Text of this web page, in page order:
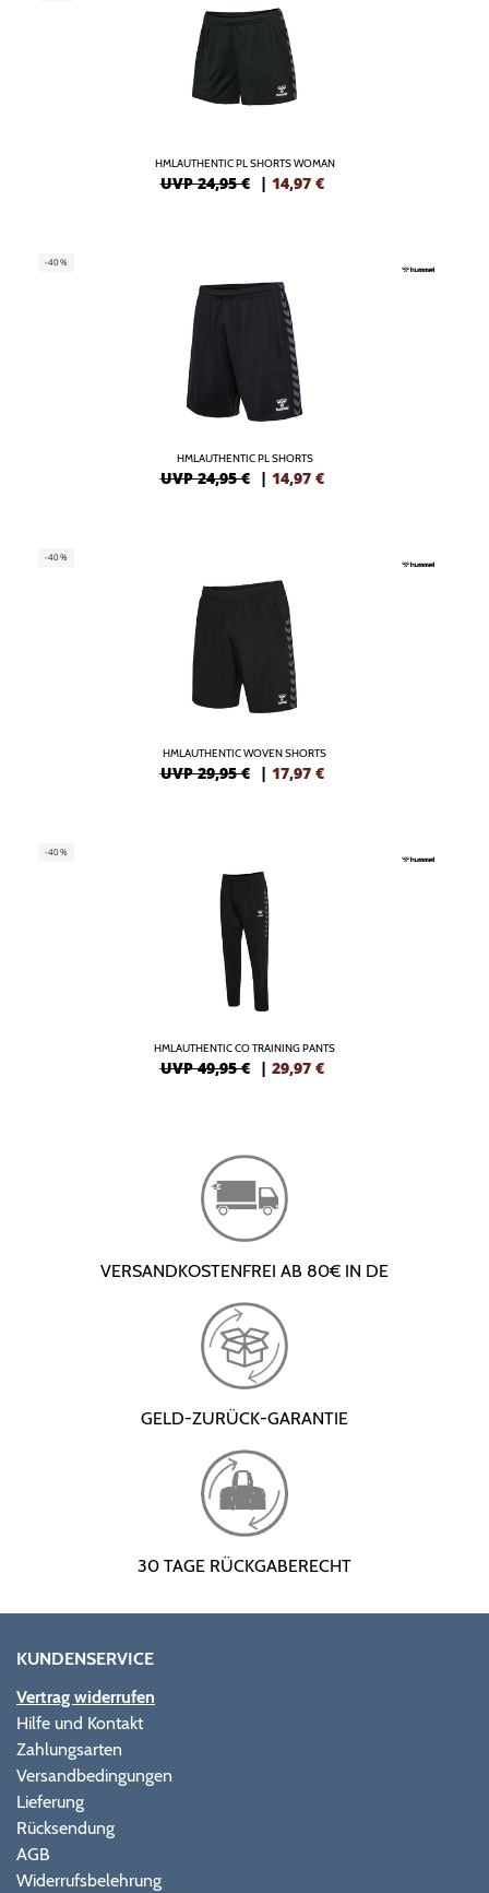
HMLAUTHENTIC PL SHORTS WOMAN
UVP 24,95 € | 14,97 €
-40%
HMLAUTHENTIC PL SHORTS
UVP 24,95 € | 14,97 €
-40%
HMLAUTHENTIC WOVEN SHORTS
UVP 29,95 € | 17,97 €
-40%
HMLAUTHENTIC CO TRAINING PANTS
UVP 49,95 € | 29,97 €
VERSANDKOSTENFREI AB 80€ IN DE
GELD-ZURÜCK-GARANTIE
30 TAGE RÜCKGABERECHT
KUNDENSERVICE
Vertrag widerrufen
Hilfe und Kontakt
Zahlungsarten
Versandbedingungen
Lieferung
Rücksendung
AGB
Widerrufsbelehrung